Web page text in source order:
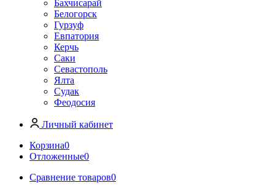
Бахчисарай
Белогорск
Гурзуф
Евпатория
Керчь
Саки
Севастополь
Ялта
Судак
Феодосия
Личный кабинет
Корзина0
Отложенные0
Сравнение товаров0